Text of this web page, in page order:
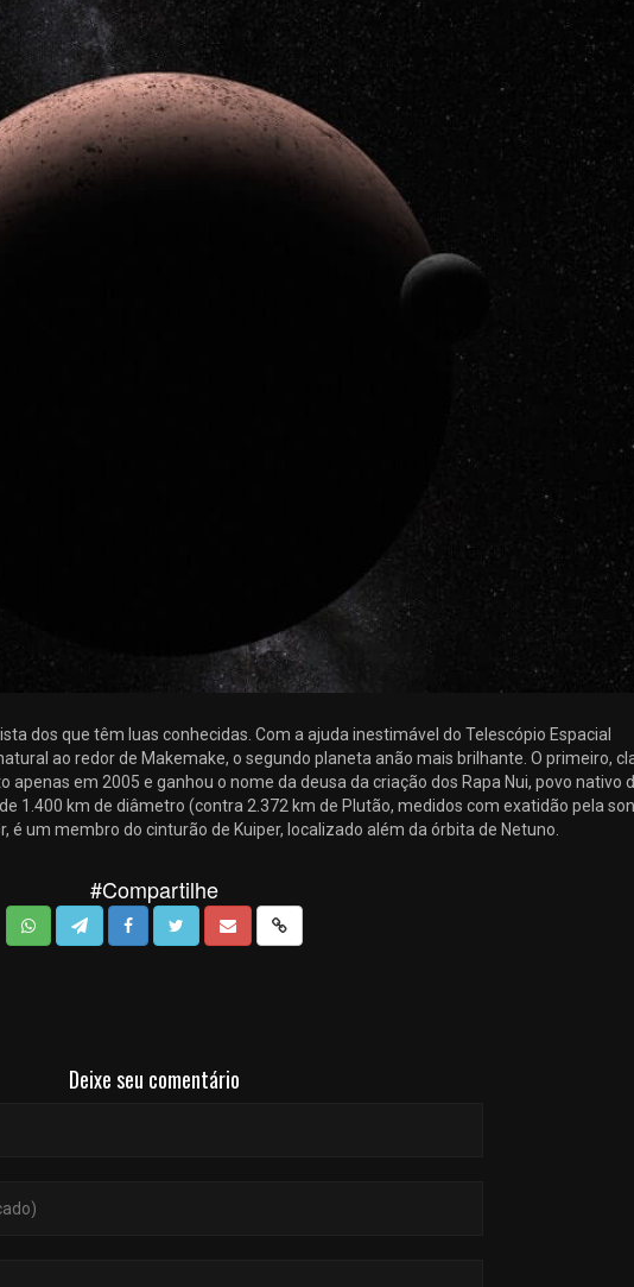
dos que têm luas conhecidas. Com a ajuda inestimável do Telescópio Espacial
ao redor de Makemake, o segundo planeta anão mais brilhante. O primeiro,
em 2005 e ganhou o nome da deusa da criação dos Rapa Nui, povo nativo
1.400 km de diâmetro (contra 2.372 km de Plutão, medidos com exatidão pela
é um membro do cinturão de Kuiper, localizado além da órbita de Netuno.
#Compartilhe
Deixe seu comentário